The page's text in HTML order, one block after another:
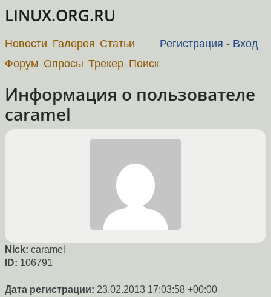
LINUX.ORG.RU
Регистрация - Вход
Новости Галерея Статьи
Форум Опросы Трекер Поиск
Информация о пользователе
caramel
Nick: caramel
ID: 106791
Дата регистрации: 23.02.2013 17:03:58 +00:00